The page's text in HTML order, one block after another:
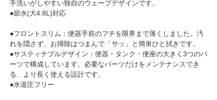
手洗いがしやすい独自のウェーブデザインです。
●節水(大4.8L)対応
●フロントスリム：便器手前のフチを限界まで薄くしました。汚
れを隠さず、お掃除はつまんで「サッ」と簡単ひと拭きです。
●サスティナブルデザイン：便器・タンク・便座の大きく3つのパ
ーツで構成しています。必要なパーツだけをメンテナンスでき
る、より長く使える設計です。
●水道圧フリー